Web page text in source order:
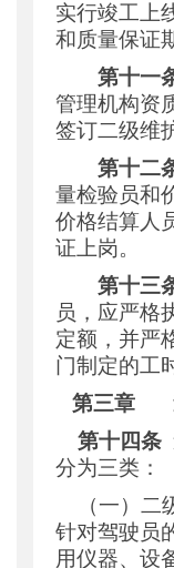
实行竣工上
和质量保证
第十一
管理机构资
签订二级维
第十二
量检验员和
价格结算人
证上岗。
第十三
员，应严格
定额，并严
门制定的工
第三章
第十四条
分为三类：
（一）
针对驾驶员
用仪器、设